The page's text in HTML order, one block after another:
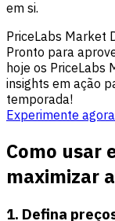
em si.
PriceLabs Market
Pronto para
hoje os PriceLabs
insights em ação
temporada!
Experimente
Como usar
maximizar
1. Defina